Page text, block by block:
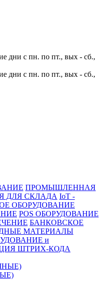
дни с пн. по пт., вых - сб.,
дни с пн. по пт., вых - сб.,
ПРОМЫШЛЕННАЯ
ДЛЯ СКЛАДА IoT -
ОБОРУДОВАНИЕ
POS ОБОРУДОВАНИЕ
БАНКОВСКОЕ
МАТЕРИАЛЫ
и
ШТРИХ-КОДА